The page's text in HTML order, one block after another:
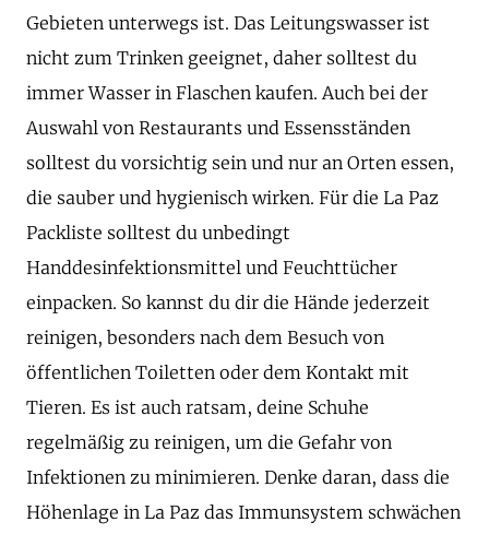
Gebieten unterwegs ist. Das Leitungswasser ist
nicht zum Trinken geeignet, daher solltest du
immer Wasser in Flaschen kaufen. Auch bei der
Auswahl von Restaurants und Essensständen
solltest du vorsichtig sein und nur an Orten essen,
die sauber und hygienisch wirken. Für die La Paz
Packliste solltest du unbedingt
Handdesinfektionsmittel und Feuchttücher
einpacken. So kannst du dir die Hände jederzeit
reinigen, besonders nach dem Besuch von
öffentlichen Toiletten oder dem Kontakt mit
Tieren. Es ist auch ratsam, deine Schuhe
regelmäßig zu reinigen, um die Gefahr von
Infektionen zu minimieren. Denke daran, dass die
Höhenlage in La Paz das Immunsystem schwächen